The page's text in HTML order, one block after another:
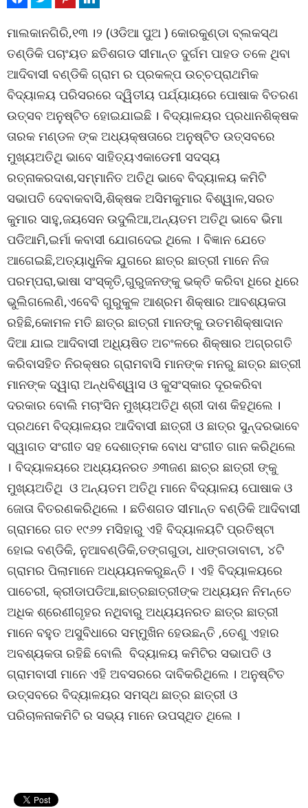
ମାଲକାନଗିରି,୧୩ ।୨ (ଓଡିଆ ପୁଅ ) କୋରକୁଣ୍ଡା ବ୍ଲକସ୍ଥ
ତଣ୍ଡିକି ପଚାଂୟତ ଛତିଶଗଡ ସୀମାନ୍ତ ଦୁର୍ଗମ ପାହଡ ତଳେ ଥିବା
ଆଦିବାସୀ ବଣ୍ଡିକି ଗ୍ରାମ ର ପ୍ରକଳ୍ପ ଉଚ୍ଚପ୍ରାଥମିକ
ବିଦ୍ୟାଳୟ ପରିସରରେ ଦ୍ୱିତୀୟ ପର୍ଯ୍ୟାୟରେ ପୋଷାକ ବିତରଣ
ଉତ୍ସବ ଅନୁଷ୍ଟିତ ହୋଇଯାଇଛି । ବିଦ୍ୟାଳୟର ପ୍ରଧାନଶିକ୍ଷକ
ତାରକ ମଣ୍ଡଳ ଙ୍କ ଅଧ୍ୟକ୍ଷତାରେ ଅନୁଷ୍ଟିତ ଉତ୍ସବରେ
ମୁଖ୍ୟଅତିଥି ଭାବେ ସାହିତ୍ୟଏକାଡେମୀ ସଦସ୍ୟ
ରତ୍ନାକରଦାଶ,ସମ୍ମାନିତ ଅତିଥି ଭାବେ ବିଦ୍ୟାଳୟ କମିଟି
ସଭାପତି ଦେବାକବାସି,ଶିକ୍ଷକ ଅସିମକୁମାର ବିଶ୍ୱାଳ,ସରତ
କୁମାର ସାହୁ,ଜୟସେନ ଉଦୁଲିଆ,ଅନ୍ୟତମ ଅତିଥି ଭାବେ ଭିମା
ପଡିଆମି,ଇର୍ମା କବାସୀ ଯୋଗଦେଇ ଥିଲେ । ବିଜ୍ଞାନ ଯେତେ
ଆଗେଇଛି,ଅତ୍ୟାଧୁନିକ ଯୁଗରେ ଛାତ୍ର ଛାତ୍ରୀ ମାନେ ନିଜ
ପରମ୍ପରା,ଭାଷା ସଂସ୍କୃତି,ଗୁରୁଜନଙ୍କୁ ଭକ୍ତି କରିବା ଧିରେ ଧିରେ
ଭୁଲିଗଲେଣି,ଏବେବି ଗୁରୁକୁଳ ଆଶ୍ରମ ଶିକ୍ଷାର ଆବଶ୍ୟକତା
ରହିଛି,କୋମଳ ମତି ଛାତ୍ର ଛାତ୍ରୀ ମାନଙ୍କୁ ଉତମଶିକ୍ଷାଦାନ
ଦିଆ ଯାଇ ଆଦିବାସୀ ଅଧ୍ୟିଷିତ ଅଚଂଳରେ ଶିକ୍ଷାର ଅଗ୍ରଗତି
କରିବାସହିତ ନିରକ୍ଷର ଗ୍ରାମବାସି ମାନଙ୍କ ମନରୁ ଛାତ୍ର ଛାତ୍ରୀ
ମାନଙ୍କ ଦ୍ୱାରା ଅନ୍ଧବିଶ୍ୱାସ ଓ କୁସଂସ୍କାର ଦୂରକରିବା
ଦରକାର ବୋଲି ମଚାଂସିନ ମୁଖ୍ୟଅତିଥି ଶ୍ରୀ ଦାଶ କିହଥିଲେ ।
ପ୍ରଥମେ ବିଦ୍ୟାଳୟର ଆଦିବାସୀ ଛାତ୍ରୀ ଓ ଛାତ୍ର ସୁନ୍ଦରଭାବେ
ସ୍ୱାଗତ ସଂଗୀତ ସହ ଦେଶାତ୍ମକ ବୋଧ ସଂଗୀତ ଗାନ କରିଥିଲେ
। ବିଦ୍ୟାଳୟରେ ଅଧ୍ୟୟନରତ ୬୩ଜଣ ଛାଚ୍ର ଛାତ୍ରୀ ଙ୍କୁ
ମୁଖ୍ୟଅତିଥି ଓ ଅନ୍ୟତମ ଅତିଥି ମାନେ ବିଦ୍ୟାଳୟ ପୋଷାକ ଓ
ଜୋତା ବିତରଣକରିଥିଲେ । ଛତିଶଗଡ ସୀମାନ୍ତ ବଣ୍ଡିକି ଆଦିବାସୀ
ଗ୍ରାମରେ ଗତ ୧୯୬୨ ମସିହାରୁ ଏହି ବିଦ୍ୟାଳୟଟି ପ୍ରତିଷ୍ଟା
ହୋଇ ବଣ୍ଡିକି, ନୁଆବଣ୍ଡିକି,ତଙ୍ଗଗୁଡା, ଧାଙ୍ଗଡାବାଟା, ୪ଟି
ଗ୍ରାମର ପିଲାମାନେ ଅଧ୍ୟୟନକରୁଛନ୍ତି । ଏହି ବିଦ୍ୟାଳୟରେ
ପାଚେରୀ, କ୍ରୀଡାପଡିଆ,ଛାତ୍ରଛାତ୍ରୀଙ୍କ ଅଧ୍ୟୟନ ନିମନ୍ତେ
ଅଧିକ ଶ୍ରେଣୀଗୃହର ନଥିବାରୁ ଅଧ୍ୟୟନରତ ଛାତ୍ର ଛାତ୍ରୀ
ମାନେ ବହୁତ ଅସୁବିଧାରେ ସମ୍ମୁଖିନ ହେଉଛନ୍ତି ,ତେଣୁ ଏହାର
ଅବଶ୍ୟକତା ରହିଛି ବୋଲି ବିଦ୍ୟାଳୟ କମିଟିର ସଭାପତି ଓ
ଗ୍ରାମବାସୀ ମାନେ ଏହି ଅବସରରେ ଦାବିକରିଥିଲେ । ଅନୁଷ୍ଟିତ
ଉତ୍ସବରେ ବିଦ୍ୟାଳୟର ସମସ୍ଥ ଛାତ୍ର ଛାତ୍ରୀ ଓ
ପରିଚାଳନାକମିଟି ର ସଭ୍ୟ ମାନେ ଉପସ୍ଥିତ ଥିଲେ ।